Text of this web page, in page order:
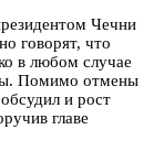
Чечни
говорят, что
в любом случае
Помимо отмены
и рост
главе